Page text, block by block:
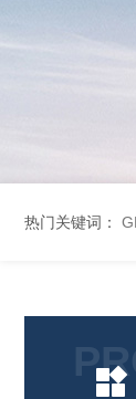
热门关键词：